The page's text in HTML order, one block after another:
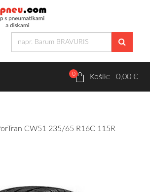
úžitkové
0 Košík: 0,00 €
CW51 235/65 R16C 115R